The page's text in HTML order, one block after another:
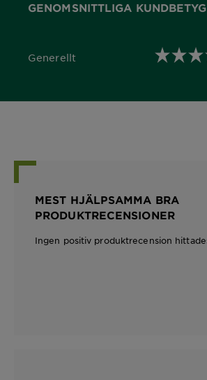
GENOMSNITTLIGA KUNDBETYG
Generellt
0,0 out of 5 stars
MEST HJÄLPSAMMA BRA
PRODUKTRECENSIONER
Ingen positiv produktrecension